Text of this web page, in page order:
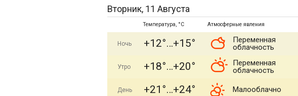
Вторник, 11 Августа
Температура, °C Атмосферные явления
Ночь +12° +15°
Переменная
облачность
Утро +18° +20°
Переменная
облачность
День +21° +24° Малооблачно